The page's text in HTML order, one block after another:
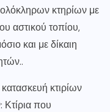
κτηρίων με
αστικού τοπίου,
και με δίκαιη
κατασκευή κτιρίων
Κτίρια που